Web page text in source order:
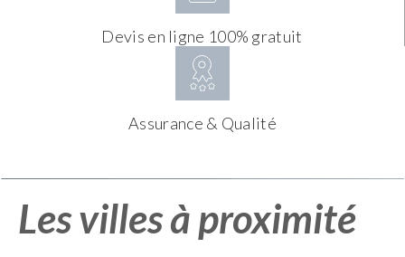
Devis en ligne 100% gratuit
Assurance & Qualité
Les villes à proximité